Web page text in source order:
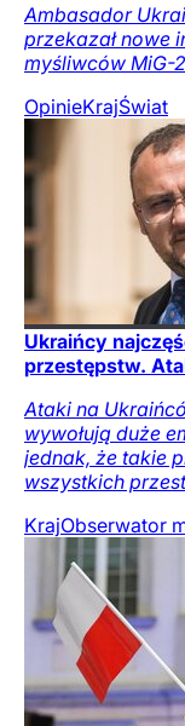
Ambasador
przekazał nowe
myśliwców MiG-
OpinieKrajŚwiat
Ukraińcy
przestępstw.
Ataki na
wywołują duże
jednak, że takie
wszystkich
KrajObserwator